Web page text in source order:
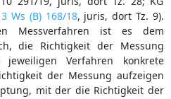
3 Ws (B) 168/18, juris, dort Tz. 9).
Messverfahren ist es dem
die Richtigkeit der Messung
Verfahren konkrete
der Messung aufzeigen
mit der die Richtigkeit der